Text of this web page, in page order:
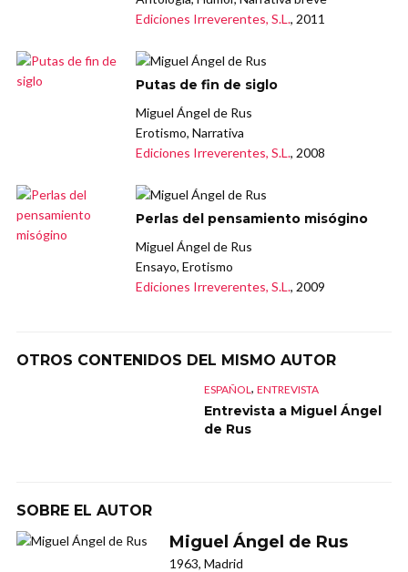
Ediciones Irreverentes, S.L., 2011
Putas de fin de siglo
Miguel Ángel de Rus
Erotismo, Narrativa
Ediciones Irreverentes, S.L., 2008
Perlas del pensamiento misógino
Miguel Ángel de Rus
Ensayo, Erotismo
Ediciones Irreverentes, S.L., 2009
OTROS CONTENIDOS DEL MISMO AUTOR
ESPAÑOL , ENTREVISTA
Entrevista a Miguel Ángel
de Rus
SOBRE EL AUTOR
Miguel Ángel de Rus
1963, Madrid